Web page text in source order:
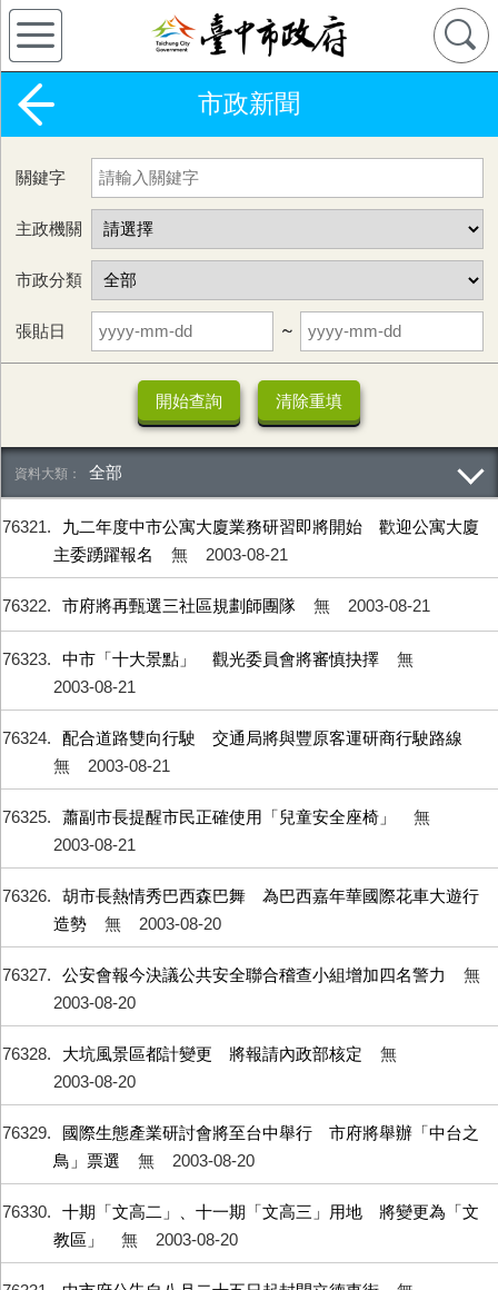
市政新聞
關鍵字
主政機關
市政分類
張貼日 ~
全部
76321
九二年度中市公寓大廈業務研習即將開始 歡迎公寓大廈
主委踴躍報名
無 2003-08-21
76322 市府將再甄選三社區規劃師團隊 無 2003-08-21
76323 中市「十大景點」 觀光委員會將審慎抉擇
無
2003-08-21
76324
配合道路雙向行駛 交通局將與豐原客運研商行駛路線
無
2003-08-21
76325 蕭副市長提醒市民正確使用「兒童安全座椅」
無
2003-08-21
76326
胡市長熱情秀巴西森巴舞 為巴西嘉年華國際花車大遊行
造勢
無 2003-08-20
76327 公安會報今決議公共安全聯合稽查小組增加四名警力
無
2003-08-20
76328 大坑風景區都計變更 將報請內政部核定
無
2003-08-20
76329
國際生態產業研討會將至台中舉行 市府將舉辦「中台之
鳥」票選
無 2003-08-20
76330
十期「文高二」、十一期「文高三」用地 將變更為「文
教區」
無 2003-08-20